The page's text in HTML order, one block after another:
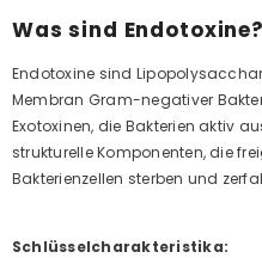
Was sind Endotoxine?
Endotoxine sind
Membran Gram-negativer
Exotoxinen, die Bakterien aktiv
strukturelle Komponenten, die
Bakterienzellen sterben und
Schlüsselcharakteristika: